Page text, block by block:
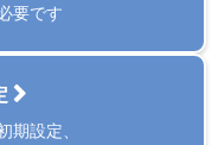
要です
期設定、